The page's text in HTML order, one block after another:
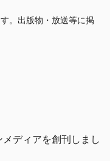
。出版物・放送等に掲
ディアを創刊しまし